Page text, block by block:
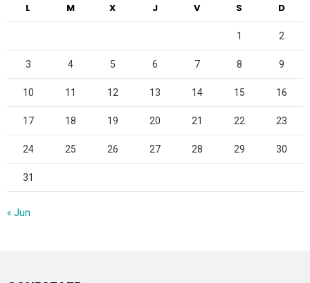
L M X J V S D
1 2
3 4 5 6 7 8 9
10 11 12 13 14 15 16
17 18 19 20 21 22 23
24 25 26 27 28 29 30
31
« Jun